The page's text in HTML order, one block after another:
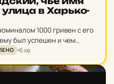
в Харь­ко­
1000 гривен с его
был успешен и чем
Вернадский, чьим именем
6 хв